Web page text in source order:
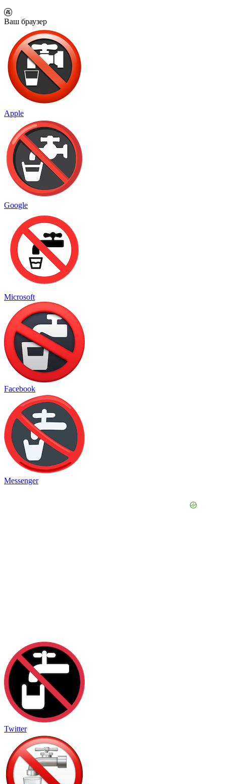
🚱
Ваш браузер
Apple
Google
Microsoft
Facebook
Messenger
Twitter